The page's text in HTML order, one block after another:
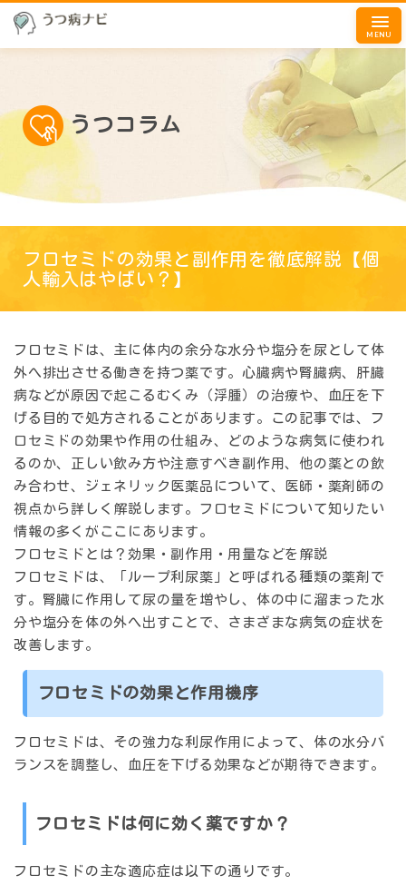
MENU
うつコラム
フロセミドの効果と副作用を徹底解説【個
人輸入はやばい？】
フロセミドは、主に体内の余分な水分や塩分を尿として体
外へ排出させる働きを持つ薬です。心臓病や腎臓病、肝臓
病などが原因で起こるむくみ（浮腫）の治療や、血圧を下
げる目的で処方されることがあります。この記事では、フ
ロセミドの効果や作用の仕組み、どのような病気に使われ
るのか、正しい飲み方や注意すべき副作用、他の薬との飲
み合わせ、ジェネリック医薬品について、医師・薬剤師の
視点から詳しく解説します。フロセミドについて知りたい
情報の多くがここにあります。
フロセミドとは？効果・副作用・用量などを解説
フロセミドは、「ループ利尿薬」と呼ばれる種類の薬剤で
す。腎臓に作用して尿の量を増やし、体の中に溜まった水
分や塩分を体の外へ出すことで、さまざまな病気の症状を
改善します。
フロセミドの効果と作用機序
フロセミドは、その強力な利尿作用によって、体の水分バ
ランスを調整し、血圧を下げる効果などが期待できます。
フロセミドは何に効く薬ですか？
フロセミドの主な適応症は以下の通りです。